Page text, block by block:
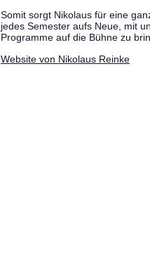
Somit sorgt Nikolaus für eine
jedes Semester aufs Neue, mit
Programme auf die Bühne zu
Website von Nikolaus Reinke